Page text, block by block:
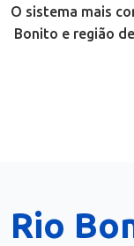
O sistema mais
Bonito e região
Rio